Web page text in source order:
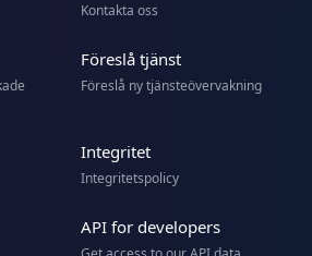
Kontakta oss
Föreslå tjänst
Föreslå ny tjänsteövervakning
Integritet
Integritetspolicy
API for developers